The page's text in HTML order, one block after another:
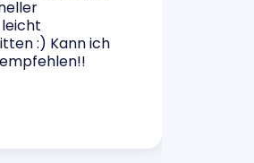
:) Kann ich